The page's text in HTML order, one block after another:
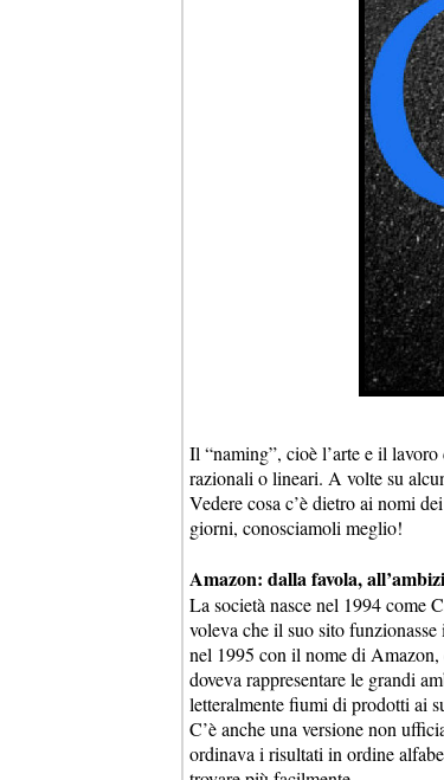
Il “naming”, cioè l’arte e il
razionali o lineari. A volte su
Vedere cosa c’è dietro ai nomi
giorni, conosciamoli meglio!
Amazon: dalla favola,
La società nasce nel 1994 come
voleva che il suo sito
nel 1995 con il nome di
doveva rappresentare le grandi
letteralmente fiumi di prodotti ai
C’è anche una versione non
ordinava i risultati in ordine